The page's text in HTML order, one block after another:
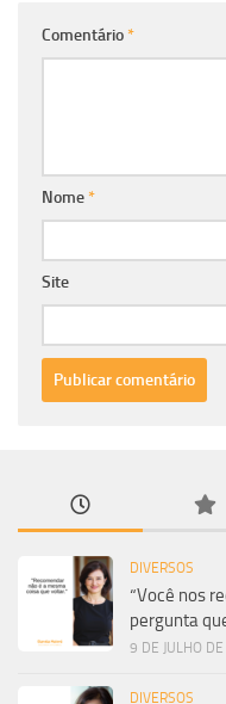
Comentário*
Nome*
Site
DIVERSOS
“Você nos
pergunta
9 DE JULHO
DIVERSOS